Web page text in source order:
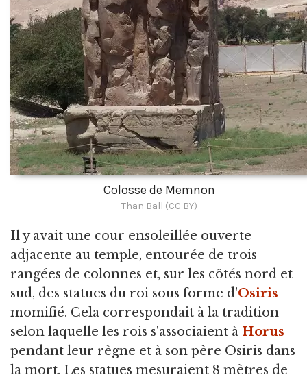
Colosse de Memnon
Than Ball (CC BY)
Il y avait une cour ensoleillée ouverte
adjacente au temple, entourée de trois
rangées de colonnes et, sur les côtés nord et
sud, des statues du roi sous forme d'Osiris
momifié. Cela correspondait à la tradition
selon laquelle les rois s'associaient à Horus
pendant leur règne et à son père Osiris dans
la mort. Les statues mesuraient 8 mètres de